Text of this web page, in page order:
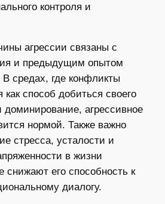
контроля и
агрессии связаны с
и предыдущим опытом
средах, где конфликты
способ добиться своего
доминирование, агрессивное
нормой. Также важно
стресса, усталости и
в жизни
снижают его способность к
диалогу.